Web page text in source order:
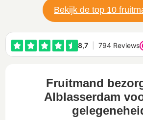
Bekijk de top 10
Fruitmand
Alblasserdam